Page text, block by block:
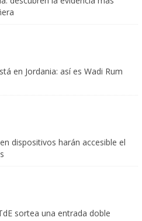
en Jordania: así es Wadi Rum
dispositivos harán accesible el
sortea una entrada doble